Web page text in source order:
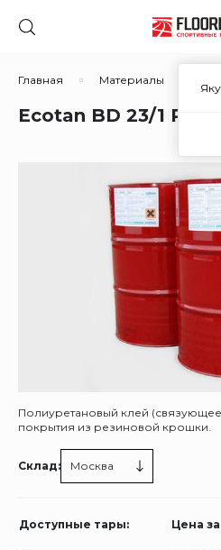
Главная Материалы
Ecotan BD 23/1 RED
Полиуретановый клей
покрытия из резиновой крошки.
Склад: Москва
Доступные тары: Цена